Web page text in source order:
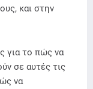
και στην
για το πώς να
σε αυτές τις
να